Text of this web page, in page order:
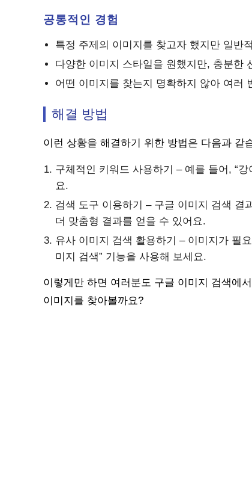
공통적인 경험
특정 주제의 이미지를 찾고자 했지만 일반
다양한 이미지 스타일을 원했지만, 충분한
어떤 이미지를 찾는지 명확하지 않아 여러
해결 방법
이런 상황을 해결하기 위한 방법은 다음과 같
구체적인 키워드 사용하기 – 예를 들어, “
요.
검색 도구 이용하기 – 구글 이미지 검색 결
더 맞춤형 결과를 얻을 수 있어요.
유사 이미지 검색 활용하기 – 이미지가 필
미지 검색” 기능을 사용해 보세요.
이렇게만 하면 여러분도 구글 이미지 검색에
이미지를 찾아볼까요?